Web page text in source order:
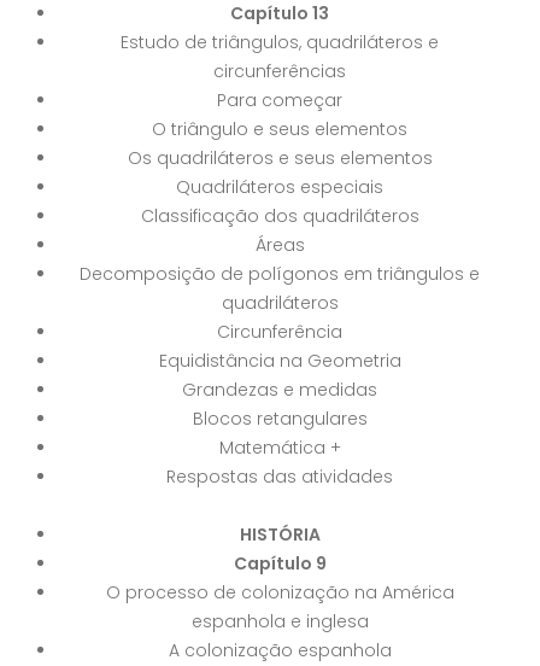
Capítulo 13
Estudo de triângulos, quadriláteros e
circunferências
Para começar
O triângulo e seus elementos
Os quadriláteros e seus elementos
Quadriláteros especiais
Classificação dos quadriláteros
Áreas
Decomposição de polígonos em triângulos e
quadriláteros
Circunferência
Equidistância na Geometria
Grandezas e medidas
Blocos retangulares
Matemática +
Respostas das atividades
HISTÓRIA
Capítulo 9
O processo de colonização na América
espanhola e inglesa
A colonização espanhola